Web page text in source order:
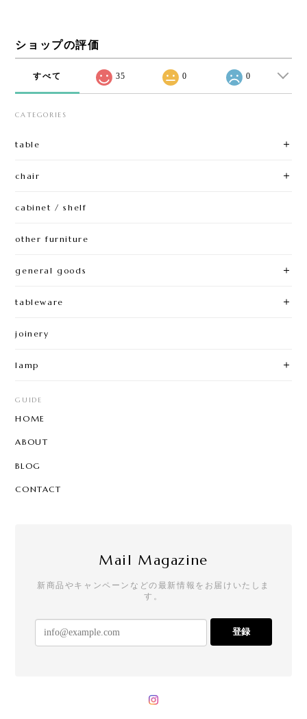
ショップの評価
すべて 35 0 0
CATEGORIES
table
chair
cabinet / shelf
other furniture
general goods
tableware
joinery
lamp
GUIDE
HOME
ABOUT
BLOG
CONTACT
Mail Magazine
新商品やキャンペーンなどの最新情報をお届けいたしま
す。
登録